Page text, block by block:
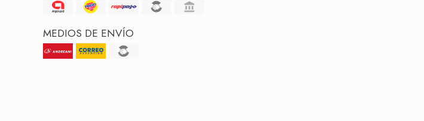
MEDIOS DE ENVÍO